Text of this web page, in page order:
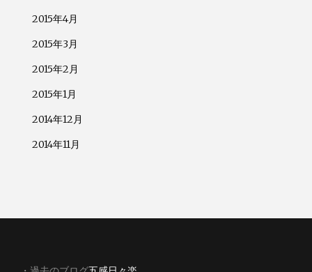
2015年4月
2015年3月
2015年2月
2015年1月
2014年12月
2014年11月